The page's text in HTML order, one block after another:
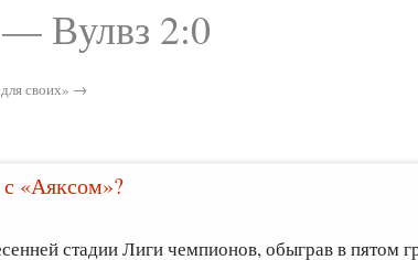
Вулвз 2:0
своих» →
«Аяксом»?
стадии Лиги чемпионов, обыграв в пятом